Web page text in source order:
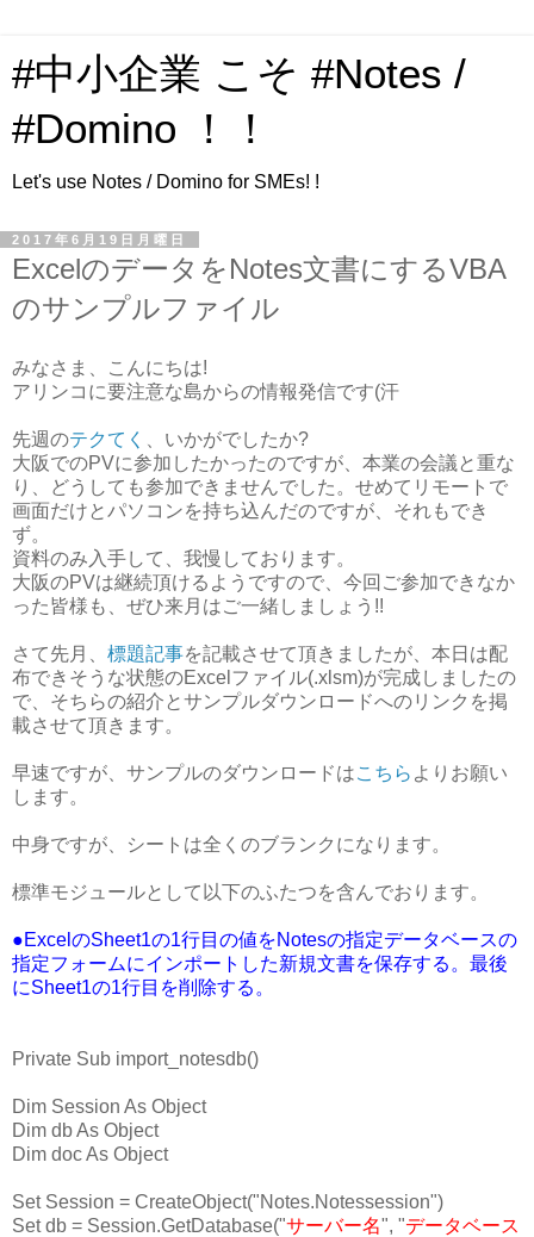
#中小企業 こそ #Notes /
#Domino ！！
Let's use Notes / Domino for SMEs! !
2017年6月19日月曜日
ExcelのデータをNotes文書にするVBA
のサンプルファイル
みなさま、こんにちは!
アリンコに要注意な島からの情報発信です(汗
先週のテクてく
、いかがでしたか?
大阪でのPVに参加したかったのですが、本業の会議と重な
り、どうしても参加できませんでした。せめてリモートで
画面だけとパソコンを持ち込んだのですが、それもでき
ず。
資料のみ入手して、我慢しております。
大阪のPVは継続頂けるようですので、今回ご参加できなか
った皆様も、ぜひ来月はご一緒しましょう!!
さて先月、 標題記事を記載させて頂きましたが、本日は配
布できそうな状態のExcelファイル(.xlsm)が完成しましたの
で、そちらの紹介とサンプルダウンロードへのリンクを掲
載させて頂きます。
早速ですが、サンプルのダウンロードはこちら よりお願い
します。
中身ですが、シートは全くのブランクになります。
標準モジュールとして以下のふたつを含んでおります。
●ExcelのSheet1の1行目の値をNotesの指定データベースの
指定フォームにインポートした新規文書を保存する。最後
にSheet1の1行目を削除する。
Private Sub import_notesdb()
Dim Session As Object
Dim db As Object
Dim doc As Object
Set Session = CreateObject("Notes.Notessession")
Set db = Session.GetDatabase("サーバー名", "データベース